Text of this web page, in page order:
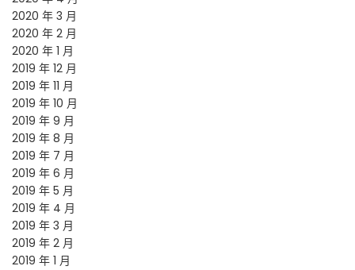
2020 年 3 月
2020 年 2 月
2020 年 1 月
2019 年 12 月
2019 年 11 月
2019 年 10 月
2019 年 9 月
2019 年 8 月
2019 年 7 月
2019 年 6 月
2019 年 5 月
2019 年 4 月
2019 年 3 月
2019 年 2 月
2019 年 1 月